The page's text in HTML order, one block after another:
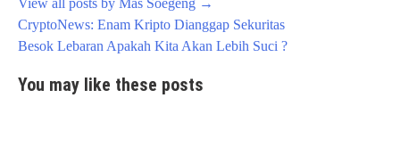
Post
navigation
CryptoNews: Enam Kripto Dianggap Sekuritas
Besok Lebaran Apakah Kita Akan Lebih Suci ?
You may like these posts